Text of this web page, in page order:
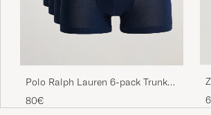
Polo Ralph Lauren 6-pack Trunk
Navy
80€